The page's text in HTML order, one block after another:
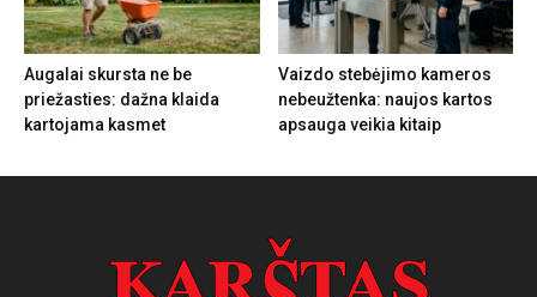
Augalai skursta ne be
priežasties: dažna klaida
kartojama kasmet
Vaizdo stebėjimo kameros
nebeužtenka: naujos kartos
apsauga veikia kitaip